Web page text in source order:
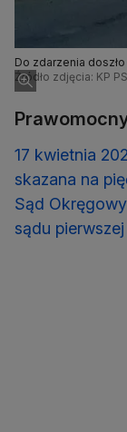
Do zdarzenia
Źródło zdjęcia: KP
17 kwietnia
skazana na
Sąd
sądu